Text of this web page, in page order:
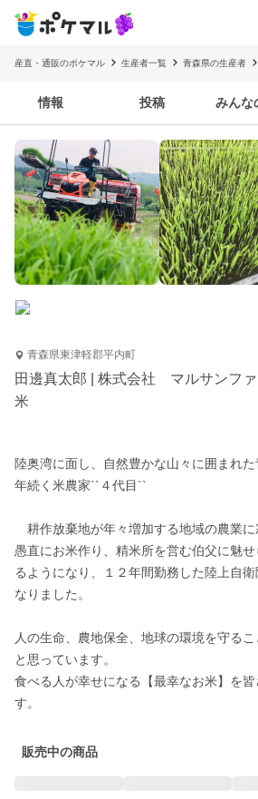
産直・通販のポケマル 生産者一覧 青森県の生産者
情報 投稿 みんな
青森県東津軽郡平内町
田邊真太郎 | 株式会社 マルサンファ
米
陸奥湾に面し、自然豊かな山々に囲まれ
年続く米農家``４代目``
耕作放棄地が年々増加する地域の農業に
愚直にお米作り、精米所を営む​伯父に魅
るようになり、１２年間勤務した陸上自
なりました。
人の生命、農地保全、地球の環境を守る
と思っています。
食べる人が幸せになる【最幸なお米】を
す。
販売中の商品